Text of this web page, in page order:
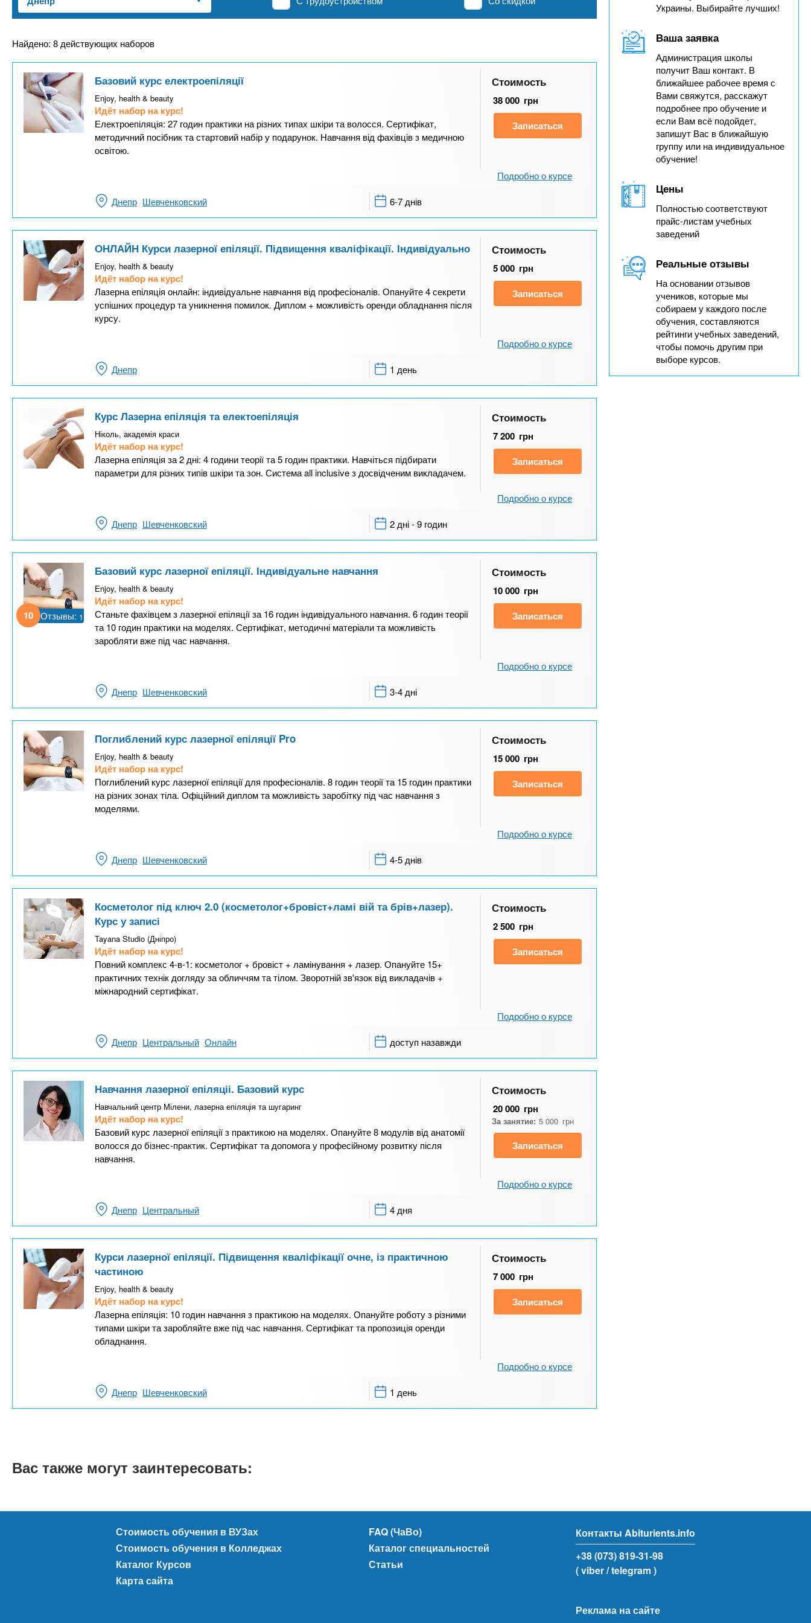
n
t
s
f
o
х
з
а
в
Найдено: 8 действующих наборов
Базовий курс електроепіляції
Enjoy, health & beauty
Идёт набор на курс!
Електроепіляція: 27 годин практики на різних типах шкіри та волосся. Сертифікат,
методичний посібник та стартовий набір у подарунок. Навчання від фахівців з медичною
освітою.
Стоимость
38 000 грн
Записаться
Подробно о курсе
Днепр Шевченковский 6-7 днів
ОНЛАЙН Курси лазерної епіляції. Підвищення кваліфікації. Індивідуально
Enjoy, health & beauty
Идёт набор на курс!
Лазерна епіляція онлайн: індивідуальне навчання від професіоналів. Опануйте 4 секрети
успішних процедур та уникнення помилок. Диплом + можливість оренди обладнання після
курсу.
Стоимость
5 000 грн
Записаться
Подробно о курсе
Днепр 1 день
Курс Лазерна епіляція та електоепіляція
Ніколь, академія краси
Идёт набор на курс!
Лазерна епіляція за 2 дні: 4 години теорії та 5 годин практики. Навчіться підбирати
параметри для різних типів шкіри та зон. Система all inclusive з досвідченим викладачем.
Стоимость
7 200 грн
Записаться
Подробно о курсе
Днепр Шевченковский 2 дні - 9 годин
10 Отзывы: 1
Базовий курс лазерної епіляції. Індивідуальне навчання
Enjoy, health & beauty
Идёт набор на курс!
Станьте фахівцем з лазерної епіляції за 16 годин індивідуального навчання. 6 годин теорії
та 10 годин практики на моделях. Сертифікат, методичні матеріали та можливість
заробляти вже під час навчання.
Стоимость
10 000 грн
Записаться
Подробно о курсе
Днепр Шевченковский 3-4 дні
Поглиблений курс лазерної епіляції Pro
Enjoy, health & beauty
Идёт набор на курс!
Поглиблений курс лазерної епіляції для професіоналів. 8 годин теорії та 15 годин практики
на різних зонах тіла. Офіційний диплом та можливість заробітку під час навчання з
моделями.
Стоимость
15 000 грн
Записаться
Подробно о курсе
Днепр Шевченковский 4-5 днів
Косметолог під ключ 2.0 (косметолог+бровіст+ламі вій та брів+лазер).
Курс у записі
Tayana Studio (Дніпро)
Идёт набор на курс!
Повний комплекс 4-в-1: косметолог + бровіст + ламінування + лазер. Опануйте 15+
практичних технік догляду за обличчям та тілом. Зворотній зв'язок від викладачів +
міжнародний сертифікат.
Стоимость
2 500 грн
Записаться
Подробно о курсе
Днепр Центральный Онлайн доступ назавжди
Навчання лазерної епіляціі. Базовий курс
Навчальний центр Мілени, лазерна епіляція та шугаринг
Идёт набор на курс!
Базовий курс лазерної епіляції з практикою на моделях. Опануйте 8 модулів від анатомії
волосся до бізнес-практик. Сертифікат та допомога у професійному розвитку після
навчання.
Стоимость
20 000 грн
За занятие: 5 000 грн
Записаться
Подробно о курсе
Днепр Центральный 4 дня
Курси лазерної епіляції. Підвищення кваліфікації очне, із практичною
частиною
Enjoy, health & beauty
Идёт набор на курс!
Лазерна епіляція: 10 годин навчання з практикою на моделях. Опануйте роботу з різними
типами шкіри та заробляйте вже під час навчання. Сертифікат та пропозиція оренди
обладнання.
Стоимость
7 000 грн
Записаться
Подробно о курсе
Днепр Шевченковский 1 день
Вас также могут заинтересовать:
Украины. Выбирайте лучших!
Ваша заявка
Администрация школы
получит Ваш контакт. В
ближайшее рабочее время с
Вами свяжутся, расскажут
подробнее про обучение и
если Вам всё подойдет,
запишут Вас в ближайшую
группу или на индивидуальное
обучение!
Цены
Полностью соответствуют
прайс-листам учебных
заведений
Реальные отзывы
На основании отзывов
учеников, которые мы
собираем у каждого после
обучения, составляются
рейтинги учебных заведений,
чтобы помочь другим при
выборе курсов.
Стоимость обучения в ВУЗах
Стоимость обучения в Колледжах
Каталог Курсов
Карта сайта
FAQ (ЧаВо)
Каталог специальностей
Статьи
Контакты Abiturients.info
+38 (073) 819-31-98
( viber/ telegram )
Реклама на сайте